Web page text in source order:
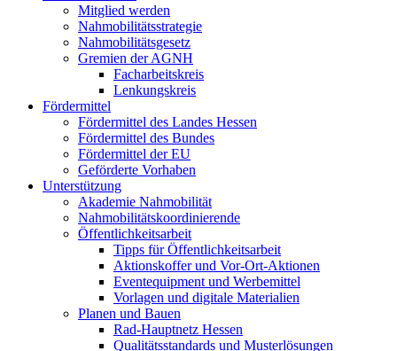
Mitglied werden
Nahmobilitätsstrategie
Nahmobilitätsgesetz
Gremien der AGNH
Facharbeitskreis
Lenkungskreis
Fördermittel
Fördermittel des Landes Hessen
Fördermittel des Bundes
Fördermittel der EU
Geförderte Vorhaben
Unterstützung
Akademie Nahmobilität
Nahmobilitätskoordinierende
Öffentlichkeitsarbeit
Tipps für Öffentlichkeitsarbeit
Aktionskoffer und Vor-Ort-Aktionen
Eventequipment und Werbemittel
Vorlagen und digitale Materialien
Planen und Bauen
Rad-Hauptnetz Hessen
Qualitätsstandards und Musterlösungen